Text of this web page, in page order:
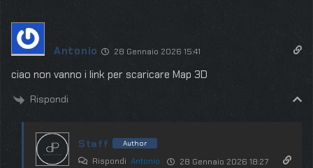
Antonio 28 Gennaio 2026 15:41
ciao non vanno i link per scaricare Map 3D
Rispondi
Staff Author
Rispondi Antonio 28 Gennaio 2026 18:27